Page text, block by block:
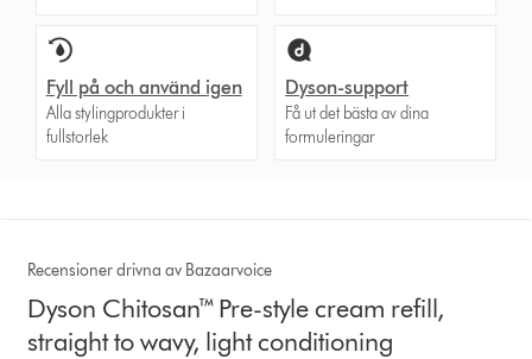
Fyll på och använd igen
Alla stylingprodukter i
fullstorlek
Dyson-support
Få ut det bästa av dina
formuleringar
Recensioner drivna av Bazaarvoice
Dyson Chitosan™ Pre-style cream refill,
straight to wavy, light conditioning